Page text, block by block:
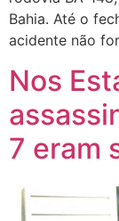
Bahia. Até o
acidente não
Nos
7 eram